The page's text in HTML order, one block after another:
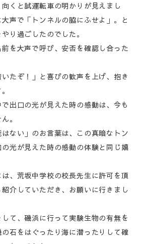
くと試運転車の明かりが見えまし
声で「トンネルの脇にふせよ」。と
り過ごしたのでした。
を大声で呼び、安否を確認し合った
たぞ！」と喜びの歓声を上げ、抱き
出口の光が見えた時の感動は、今も
。
ない」のお言葉は、この真暗なトン
光が見えた時の感動の体験と同じ嬉
、荒坂中学校の校長先生に許可を頂
介していただき、お願いに行きまし
て、磯浜に行って実験生物の有無を
石をはぐったり海に潜ったりして確